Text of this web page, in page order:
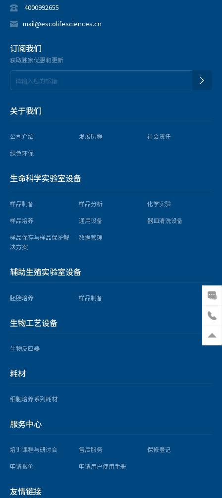
4000992655
mail@escolifesciences.cn
订阅我们
获取独家优惠和更新
关于我们
公司介绍 发展历程
社会责任
绿色环保
生命科学实验室设备
样品制备 样品分析
化学实验
样品培养
通用设备
器皿清洗设备
样品保存与样品保护解
决方案
数据管理
辅助生殖实验室设备
胚胎培养 样品制备
生物工艺设备
生物反应器
耗材
细胞培养系列耗材
服务中心
培训课程与研讨会 售后服务
保修登记
申请报价
申请用户使用手册
友情链接